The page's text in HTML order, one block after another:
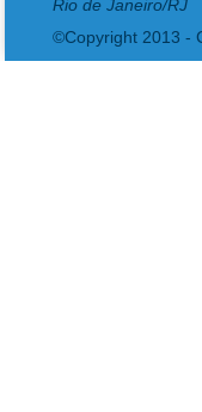
Rio de Janeiro/RJ
©Copyright 2013 -